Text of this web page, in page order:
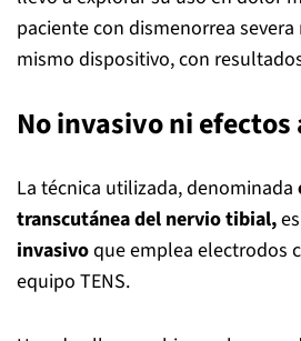
paciente con dismenorrea
mismo dispositivo, con
No invasivo ni efectos
La técnica utilizada, denominada
transcutánea del nervio tibial,
invasivoque emplea electrodos
equipo TENS.